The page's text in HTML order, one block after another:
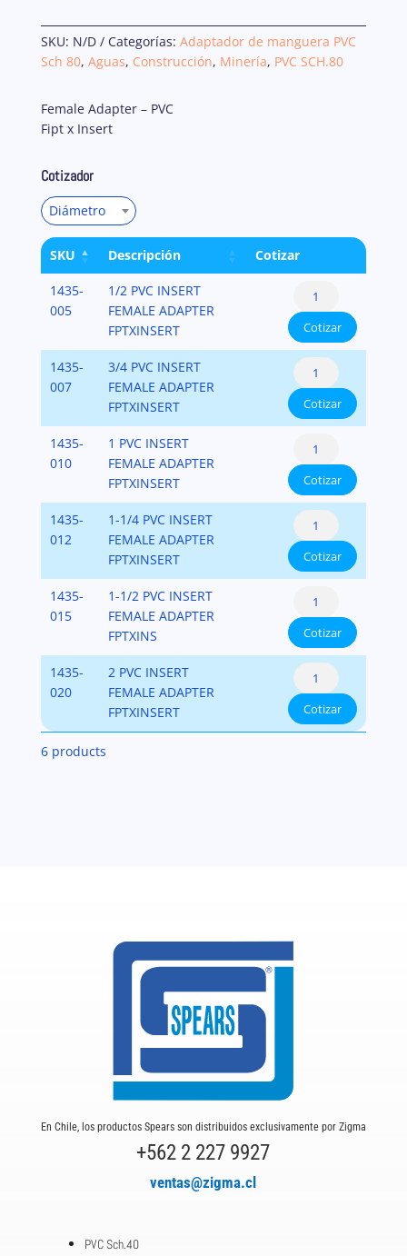
SKU: N/D Categorías: Adaptador de manguera PVC
Sch 80, Aguas, Construcción, Minería, PVC SCH.80
Female Adapter – PVC
Fipt x Insert
Cotizador
Diámetro
SKU Descripción Cotizar
1435-
005
1/2 PVC INSERT
FEMALE ADAPTER
FPTXINSERT
Adaptador
de
Manguera
(Female
Adapter
-
PVC
Fipt
Insert)
PVC-
SCH-
80
cantidad
Cotizar
1435-
007
3/4 PVC INSERT
FEMALE ADAPTER
FPTXINSERT
Adaptador
de
Manguera
(Female
Adapter
-
PVC
Fipt
x
Insert)
PVC-
cantidad
Cotizar
1435-
010
1 PVC INSERT
FEMALE ADAPTER
FPTXINSERT
Adaptador
de
Manguera
(Female
Adapter
-
PVC
Fipt
Insert)
PVC-
SCH-
80
cantidad
Cotizar
1435-
012
1-1/4 PVC INSERT
FEMALE ADAPTER
FPTXINSERT
Adaptador
de
Manguera
(Female
Adapter
-
PVC
Fipt
x
Insert)
PVC-
Cotizar
1435-
015
1-1/2 PVC INSERT
FEMALE ADAPTER
FPTXINS
Adaptador
de
Manguera
(Female
Adapter
-
PVC
Fipt
Cotizar
1435-
020
2 PVC INSERT
FEMALE ADAPTER
FPTXINSERT
Adaptador
de
Manguera
(Female
Cotizar
6 products
En Chile, los productos Spears son distribuidos exclusivamente por Zigma
+562 2 227 9927
ventas@zigma.cl
PVC Sch.40